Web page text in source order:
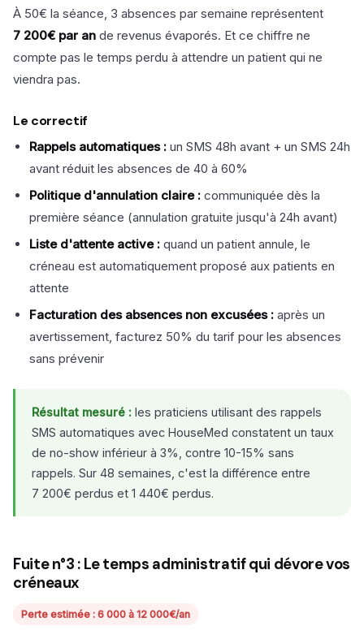
À 50€ la séance, 3 absences par semaine représentent
7 200€ par an de revenus évaporés. Et ce chiffre ne
compte pas le temps perdu à attendre un patient qui ne
viendra pas.
Le correctif
Rappels automatiques : un SMS 48h avant + un SMS 24h
avant réduit les absences de 40 à 60%
Politique d'annulation claire : communiquée dès la
première séance (annulation gratuite jusqu'à 24h avant)
Liste d'attente active : quand un patient annule, le
créneau est automatiquement proposé aux patients en
attente
Facturation des absences non excusées : après un
avertissement, facturez 50% du tarif pour les absences
sans prévenir
Résultat mesuré : les praticiens utilisant des rappels
SMS automatiques avec HouseMed constatent un taux
de no-show inférieur à 3%, contre 10-15% sans
rappels. Sur 48 semaines, c'est la différence entre
7 200€ perdus et 1 440€ perdus.
Fuite n°3 : Le temps administratif qui dévore vos
créneaux
Perte estimée : 6 000 à 12 000€/an